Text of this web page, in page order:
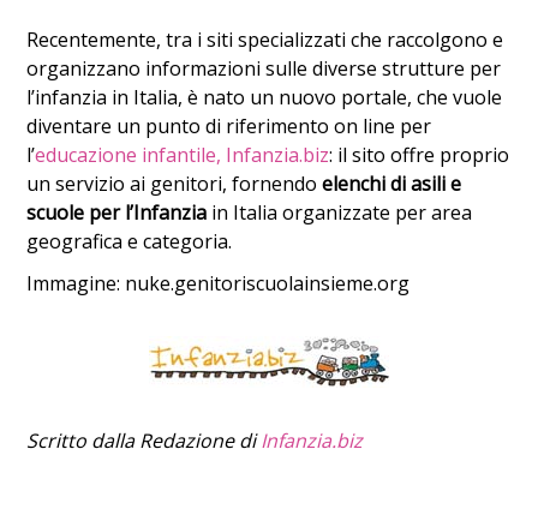
Recentemente, tra i siti specializzati che raccolgono e
organizzano informazioni sulle diverse strutture per
l’infanzia in Italia, è nato un nuovo portale, che vuole
diventare un punto di riferimento on line per
l’educazione infantile, Infanzia.biz: il sito offre proprio
un servizio ai genitori, fornendoelenchi di asili e
scuole per l’Infanzia in Italia organizzate per area
geografica e categoria.
Immagine: nuke.genitoriscuolainsieme.org
Scritto dalla Redazione diInfanzia.biz